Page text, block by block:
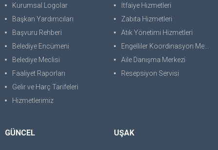
Kurumsal Logolar
Başkan Yardımcıları
Başvuru Rehberi
Belediye Encümeni
Belediye Meclisi
Faaliyet Raporları
Gelir ve Harç Tarifeleri
Hizmetlerimiz
İtfaiye Hizmetleri
Zabıta Hizmetleri
Atık Yönetimi Hizmetleri
Engelliler Koordinasyon Merkezi
Aile Danışma Merkezi
Resepsiyon Servisi
GÜNCEL UŞAK